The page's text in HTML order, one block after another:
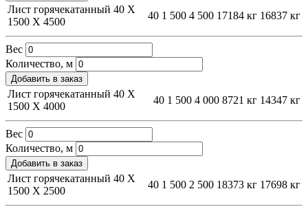
Лист горячекатанный 40 Х
1500 Х 4500
40 1 500 4 500 17184 кг 16837 кг
Вес
Количество, м
Добавить в заказ
Лист горячекатанный 40 Х
1500 Х 4000
40 1 500 4 000 8721 кг 14347 кг
Вес
Количество, м
Добавить в заказ
Лист горячекатанный 40 Х
1500 Х 2500
40 1 500 2 500 18373 кг 17698 кг